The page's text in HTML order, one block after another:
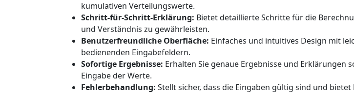
kumulativen Verteilungswerte.
Schritt-für-Schritt-Erklärung: Bietet detaillierte Schritte für die
und Verständnis zu gewährleisten.
Benutzerfreundliche Oberfläche: Einfaches und intuitives Design mit
bedienenden Eingabefeldern.
Sofortige Ergebnisse: Erhalten Sie genaue Ergebnisse und Erklärungen
Eingabe der Werte.
Fehlerbehandlung: Stellt sicher, dass die Eingaben gültig sind und